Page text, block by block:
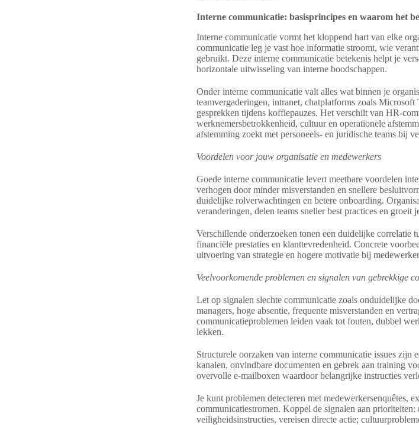
Interne communicatie: basisprincipes en waarom het
Interne communicatie vormt het kloppend hart van elke
communicatie leg je vast hoe informatie stroomt, wie
gebruikt. Deze interne communicatie betekenis helpt je
horizontale uitwisseling van interne boodschappen.
Onder interne communicatie valt alles wat binnen je
teamvergaderingen, intranet, chatplatforms zoals Microsoft
gesprekken tijdens koffiepauzes. Het verschilt van HR-
werknemersbetrokkenheid, cultuur en operationele
afstemming zoekt met personeels- en juridische teams bij
Voordelen voor jouw organisatie en medewerkers
Goede interne communicatie levert meetbare voordelen
verhogen door minder misverstanden en snellere
duidelijke rolverwachtingen en betere onboarding.
veranderingen, delen teams sneller best practices en groeit
Verschillende onderzoeken tonen een duidelijke correlatie
financiële prestaties en klanttevredenheid. Concrete
uitvoering van strategie en hogere motivatie bij
Veelvoorkomende problemen en signalen van gebrekkige
Let op signalen slechte communicatie zoals onduidelijke
managers, hoge absentie, frequente misverstanden en
communicatieproblemen leiden vaak tot fouten, dubbel
lekken.
Structurele oorzaken van interne communicatie issues zijn
kanalen, onvindbare documenten en gebrek aan training
overvolle e-mailboxen waardoor belangrijke instructies
Je kunt problemen detecteren met medewerkersenquêtes,
communicatiestromen. Koppel de signalen aan prioriteiten:
veiligheidsinstructies, vereisen directe actie;